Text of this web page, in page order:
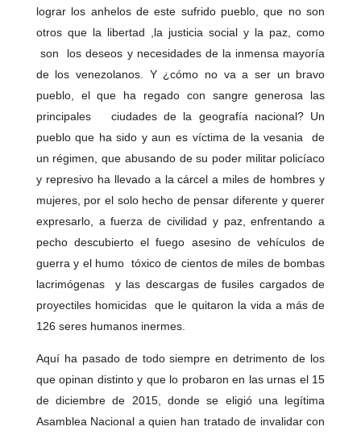
lograr los anhelos de este sufrido pueblo, que no son
otros que la libertad ,la justicia social y la paz, como
son los deseos y necesidades de la inmensa mayoría
de los venezolanos. Y ¿cómo no va a ser un bravo
pueblo, el que ha regado con sangre generosa las
principales ciudades de la geografía nacional? Un
pueblo que ha sido y aun es víctima de la vesania de
un régimen, que abusando de su poder militar policíaco
y represivo ha llevado a la cárcel a miles de hombres y
mujeres, por el solo hecho de pensar diferente y querer
expresarlo, a fuerza de civilidad y paz, enfrentando a
pecho descubierto el fuego asesino de vehículos de
guerra y el humo tóxico de cientos de miles de bombas
lacrimógenas y las descargas de fusiles cargados de
proyectiles homicidas que le quitaron la vida a más de
126 seres humanos inermes.
Aquí ha pasado de todo siempre en detrimento de los
que opinan distinto y que lo probaron en las urnas el 15
de diciembre de 2015, donde se eligió una legítima
Asamblea Nacional a quien han tratado de invalidar con